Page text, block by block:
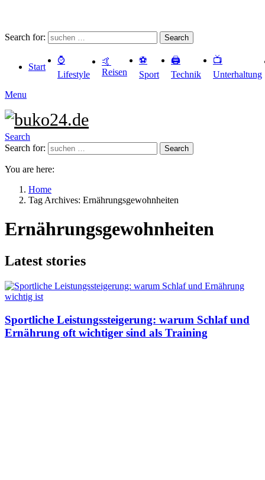
Search for: Search
Start
⌚️
Lifestyle
🤙
Reisen
⚽️
Sport
🖨️
Technik
📺
Unterhaltung
Menu
Search
Search for:
Search
You are here:
Home
Tag Archives: Ernährungsgewohnheiten
Ernährungsgewohnheiten
Latest stories
Sportliche Leistungssteigerung: warum Schlaf und
Ernährung oft wichtiger sind als Training